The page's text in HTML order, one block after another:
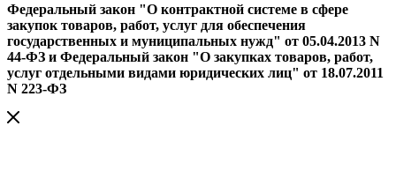
Федеральный закон "О контрактной системе в сфере
закупок товаров, работ, услуг для обеспечения
государственных и муниципальных нужд" от 05.04.2013 N
44-ФЗ и Федеральный закон "О закупках товаров, работ,
услуг отдельными видами юридических лиц" от 18.07.2011
N 223-ФЗ